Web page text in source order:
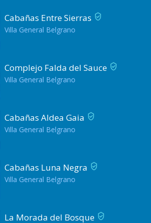
Cabañas Entre Sierras
Villa General Belgrano
Complejo Falda del Sauce
Villa General Belgrano
Cabañas Aldea Gaia
Villa General Belgrano
Cabañas Luna Negra
Villa General Belgrano
La Morada del Bosque